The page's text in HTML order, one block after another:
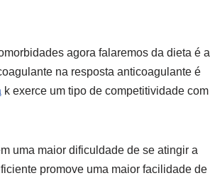
agora falaremos da dieta é a
na resposta anticoagulante é
k exerce um tipo de competitividade com
uma maior dificuldade de se atingir a
promove uma maior facilidade de